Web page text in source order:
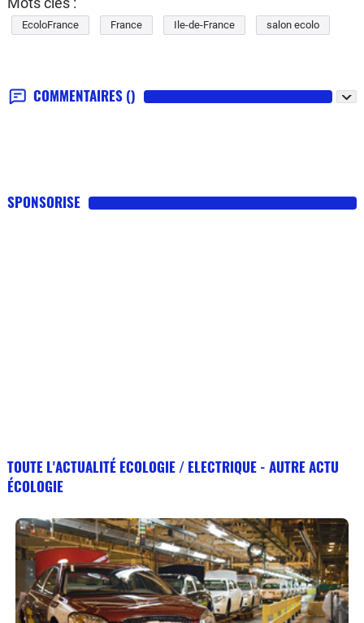
EcoloFrance France Ile-de-France salon ecolo
COMMENTAIRES ()
SPONSORISE
TOUTE L'ACTUALITÉ ECOLOGIE / ELECTRIQUE - AUTRE ACTU
ÉCOLOGIE